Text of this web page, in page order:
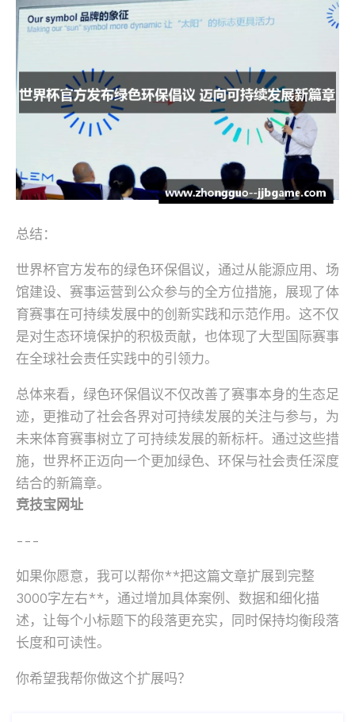
总结：
世界杯官方发布的绿色环保倡议，通过从能源应用、场
馆建设、赛事运营到公众参与的全方位措施，展现了体
育赛事在可持续发展中的创新实践和示范作用。这不仅
是对生态环境保护的积极贡献，也体现了大型国际赛事
在全球社会责任实践中的引领力。
总体来看，绿色环保倡议不仅改善了赛事本身的生态足
迹，更推动了社会各界对可持续发展的关注与参与，为
未来体育赛事树立了可持续发展的新标杆。通过这些措
施，世界杯正迈向一个更加绿色、环保与社会责任深度
结合的新篇章。
竞技宝网址
---
如果你愿意，我可以帮你**把这篇文章扩展到完整
3000字左右**，通过增加具体案例、数据和细化描
述，让每个小标题下的段落更充实，同时保持均衡段落
长度和可读性。
你希望我帮你做这个扩展吗？